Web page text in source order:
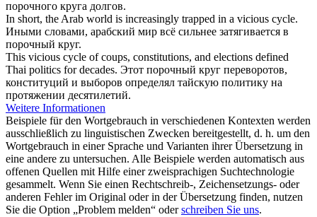
порочного круга долгов.
In short, the Arab world is increasingly trapped in a vicious cycle.
Иными словами, арабский мир всё сильнее затягивается в
порочный круг.
This vicious cycle of coups, constitutions, and elections defined
Thai politics for decades. Этот порочный круг переворотов,
конституций и выборов определял тайскую политику на
протяжении десятилетий.
Weitere Informationen
Beispiele für den Wortgebrauch in verschiedenen Kontexten werden
ausschließlich zu linguistischen Zwecken bereitgestellt, d. h. um den
Wortgebrauch in einer Sprache und Varianten ihrer Übersetzung in
eine andere zu untersuchen. Alle Beispiele werden automatisch aus
offenen Quellen mit Hilfe einer zweisprachigen Suchtechnologie
gesammelt. Wenn Sie einen Rechtschreib-, Zeichensetzungs- oder
anderen Fehler im Original oder in der Übersetzung finden, nutzen
Sie die Option „Problem melden“ oderschreiben Sie uns.